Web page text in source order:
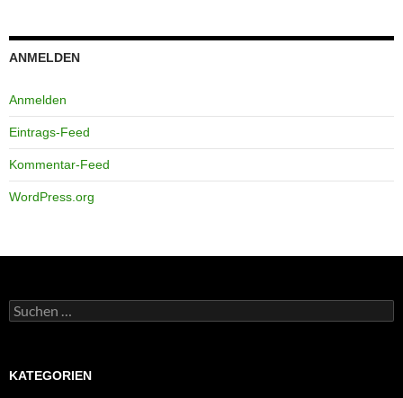
ANMELDEN
Anmelden
Eintrags-Feed
Kommentar-Feed
WordPress.org
Suchen
nach:
KATEGORIEN